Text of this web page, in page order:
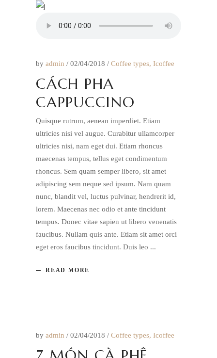
by admin 02/04/2018 Coffee types, Icoffee
CÁCH PHA
CAPPUCCINO
Quisque rutrum, aenean imperdiet. Etiam
ultricies nisi vel augue. Curabitur ullamcorper
ultricies nisi, nam eget dui. Etiam rhoncus
maecenas tempus, tellus eget condimentum
rhoncus. Sem quam semper libero, sit amet
adipiscing sem neque sed ipsum. Nam quam
nunc, blandit vel, luctus pulvinar, hendrerit id,
lorem. Maecenas nec odio et ante tincidunt
tempus. Donec vitae sapien ut libero venenatis
faucibus. Nullam quis ante. Etiam sit amet orci
eget eros faucibus tincidunt. Duis leo
READ MORE
by admin 02/04/2018 Coffee types, Icoffee